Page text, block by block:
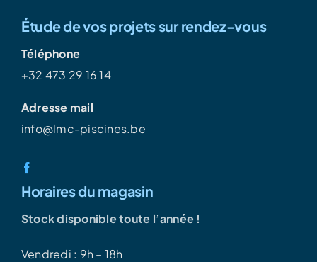
Étude de vos projets sur rendez-vous
Téléphone
+32 473 29 16 14
Adresse mail
info@lmc-piscines.be
Horaires du magasin
Stock disponible toute l’année !
Vendredi : 9h – 18h